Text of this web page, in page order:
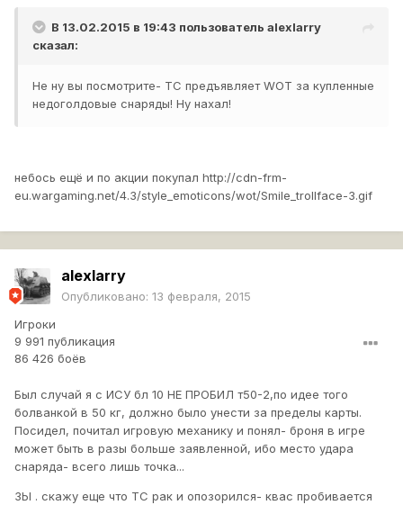
В 13.02.2015 в 19:43 пользователь alexlarry
сказал:
Не ну вы посмотрите- ТС предъявляет WOT за купленные
недоголдовые снаряды! Ну нахал!
небось ещё и по акции покупал http://cdn-frm-
eu.wargaming.net/4.3/style_emoticons/wot/Smile_trollface-3.gif
alexlarry
Опубликовано: 13 февраля, 2015
Игроки
9 991 публикация
86 426 боёв
Был случай я с ИСУ бл 10 НЕ ПРОБИЛ т50-2,по идее того
болванкой в 50 кг, должно было унести за пределы карты.
Посидел, почитал игровую механику и понял- броня в игре
может быть в разы больше заявленной, ибо место удара
снаряда- всего лишь точка...
ЗЫ . скажу еще что ТС рак и опозорился- квас пробивается